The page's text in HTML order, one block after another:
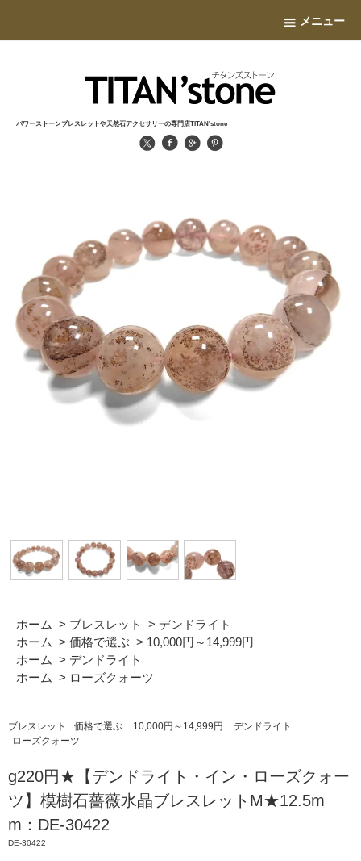
メニュー
パワーストーンブレスレットや天然石アクセサリーの専門店TITAN'stone
ホーム > ブレスレット > デンドライト
ホーム > 価格で選ぶ > 10,000円～14,999円
ホーム > デンドライト
ホーム > ローズクォーツ
ブレスレット 価格で選ぶ 10,000円～14,999円
デンドライト
ローズクォーツ
g220円★【デンドライト・イン・ローズクォー
ツ】模樹石薔薇水晶ブレスレットM★12.5m
m：DE-30422
DE-30422